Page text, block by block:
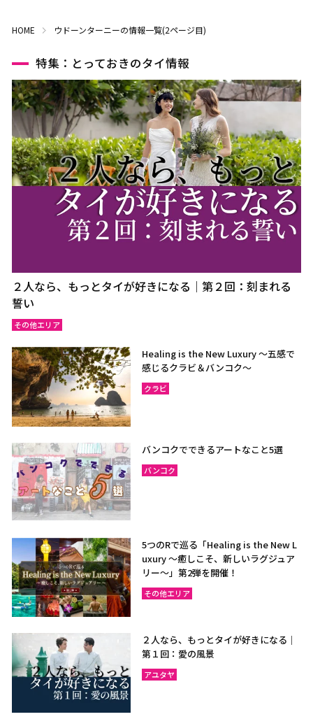
HOME ウドーンターニーの情報一覧(2ページ目)
特集：とっておきのタイ情報
２人なら、もっとタイが好きになる｜第２回：刻まれる
誓い
その他エリア
Healing is the New Luxury ～五感で
感じるクラビ＆バンコク～
クラビ
バンコクでできるアートなこと5選
バンコク
5つのRで巡る「Healing is the New L
uxury ～癒しこそ、新しいラグジュア
リー〜」第2弾を開催！
その他エリア
２人なら、もっとタイが好きになる｜
第１回：愛の風景
アユタヤ